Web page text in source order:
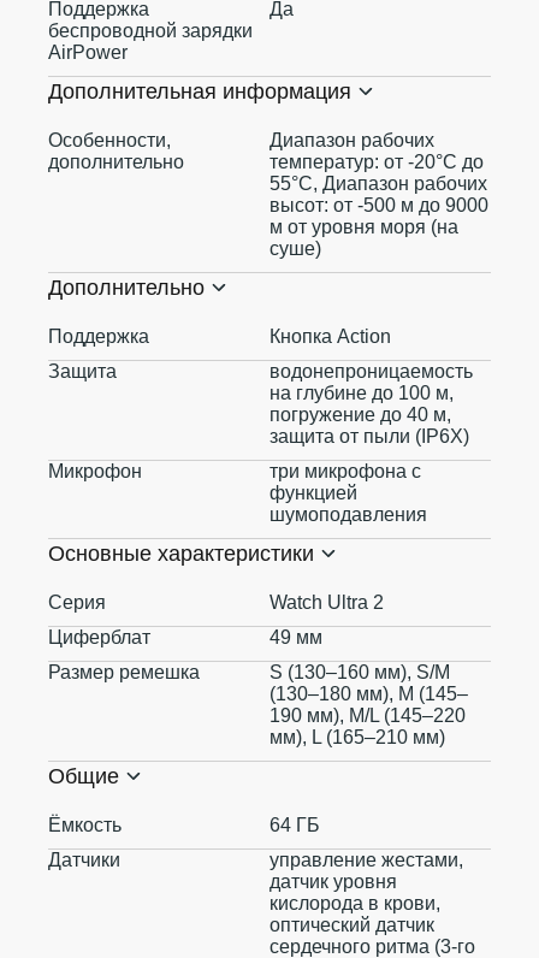
Поддержка
беспроводной зарядки
AirPower
Да
Дополнительная информация
Особенности,
дополнительно
Диапазон рабочих
температур: от -20°C до
55°C, Диапазон рабочих
высот: от -500 м до 9000
м от уровня моря (на
суше)
Дополнительно
Поддержка
Кнопка Action
Защита
водонепроницаемость
на глубине до 100 м,
погружение до 40 м,
защита от пыли (IP6X)
Микрофон
три микрофона с
функцией
шумоподавления
Основные характеристики
Серия
Watch Ultra 2
Циферблат
49 мм
Размер ремешка
S (130–160 мм), S/M
(130–180 мм), M (145–
190 мм), M/L (145–220
мм), L (165–210 мм)
Общие
Ёмкость
64 ГБ
Датчики
управление жестами,
датчик уровня
кислорода в крови,
оптический датчик
сердечного ритма (3‑го